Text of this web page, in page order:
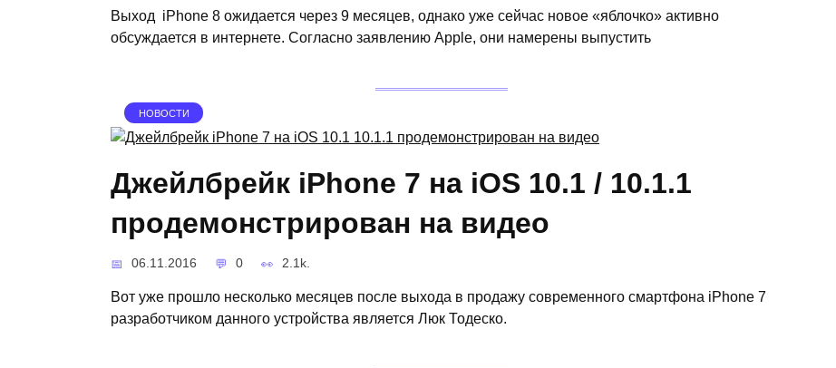
Выход iPhone 8 ожидается через 9 месяцев, однако уже сейчас новое «яблочко» активно
обсуждается в интернете. Согласно заявлению Apple, они намерены выпустить
НОВОСТИ
Джейлбрейк iPhone 7 на iOS 10.1 / 10.1.1
продемонстрирован на видео
06.11.2016 0 2.1k.
Вот уже прошло несколько месяцев после выхода в продажу современного смартфона iPhone 7
разработчиком данного устройства является Люк Тодеско.